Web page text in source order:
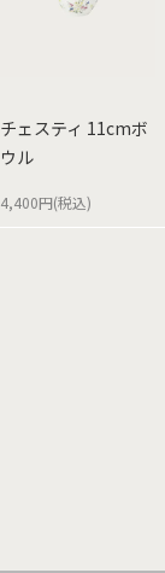
チェスティ 11cmボ
ウル
4,400円(税込)